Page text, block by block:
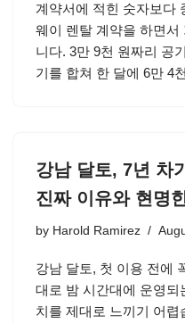
계약서에 적힌 숫자보다
웨이 렌탈 계약을 하면서
니다. 3만 9천 원짜리 공
기를 합쳐 한 달에 6만 4
강남 달토, 7년 차
진짜 이유와 현명
by Harold Ramirez
강남 달토, 첫 이용 전에
대로 밤 시간대에 운영
치를 제대로 느끼기 어렵